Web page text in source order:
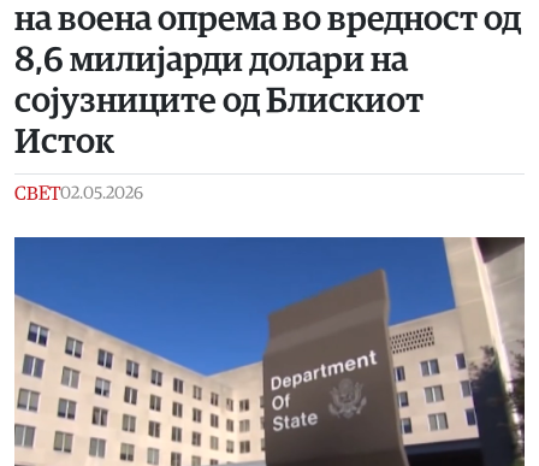
на воена опрема во вредност од
8,6 милијарди долари на
сојузниците од Блискиот
Исток
СВЕТ02.05.2026